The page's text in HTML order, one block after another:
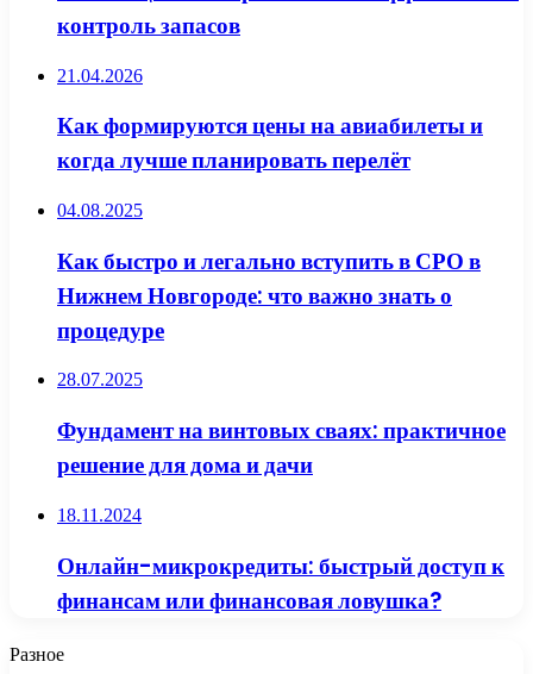
контроль запасов
21.04.2026
Как формируются цены на авиабилеты и
когда лучше планировать перелёт
04.08.2025
Как быстро и легально вступить в СРО в
Нижнем Новгороде: что важно знать о
процедуре
28.07.2025
Фундамент на винтовых сваях: практичное
решение для дома и дачи
18.11.2024
Онлайн-микрокредиты: быстрый доступ к
финансам или финансовая ловушка?
Разное